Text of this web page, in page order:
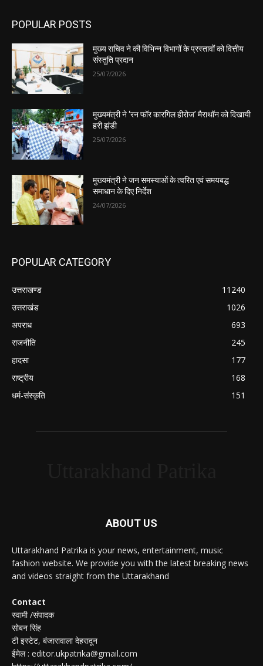
POPULAR POSTS
मुख्य सचिव ने की विभिन्न विभागों के प्रस्तावों को वित्तीय
संस्तुति प्रदान
25/07/2026
मुख्यमंत्री ने ‘रन फॉर कारगिल हीरोज’ मैराथॉन को दिखायी
हरी झंडी
25/07/2026
मुख्यमंत्री ने जन समस्याओं के त्वरित एवं समयबद्ध
समाधान के दिए निर्देश
24/07/2026
POPULAR CATEGORY
उत्तराखण्ड
11240
उत्तराखंड
1026
अपराध
693
राजनीति
245
हादसा
177
राष्ट्रीय
168
धर्म-संस्कृति
151
ABOUT US
Uttarakhand Patrika is your news, entertainment, music
fashion website. We provide you with the latest breaking news
and videos straight from the Uttarakhand
Contact
स्वामी /संपादक
सोबन सिंह
टी इस्टेट, बंजारावाला देहरादून
ईमेल : editor.ukpatrika@gmail.com